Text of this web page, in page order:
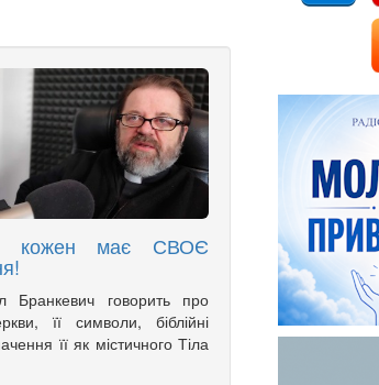
кожен має СВОЄ
Бранкевич говорить про
її символи, біблійні
її як містичного Тіла